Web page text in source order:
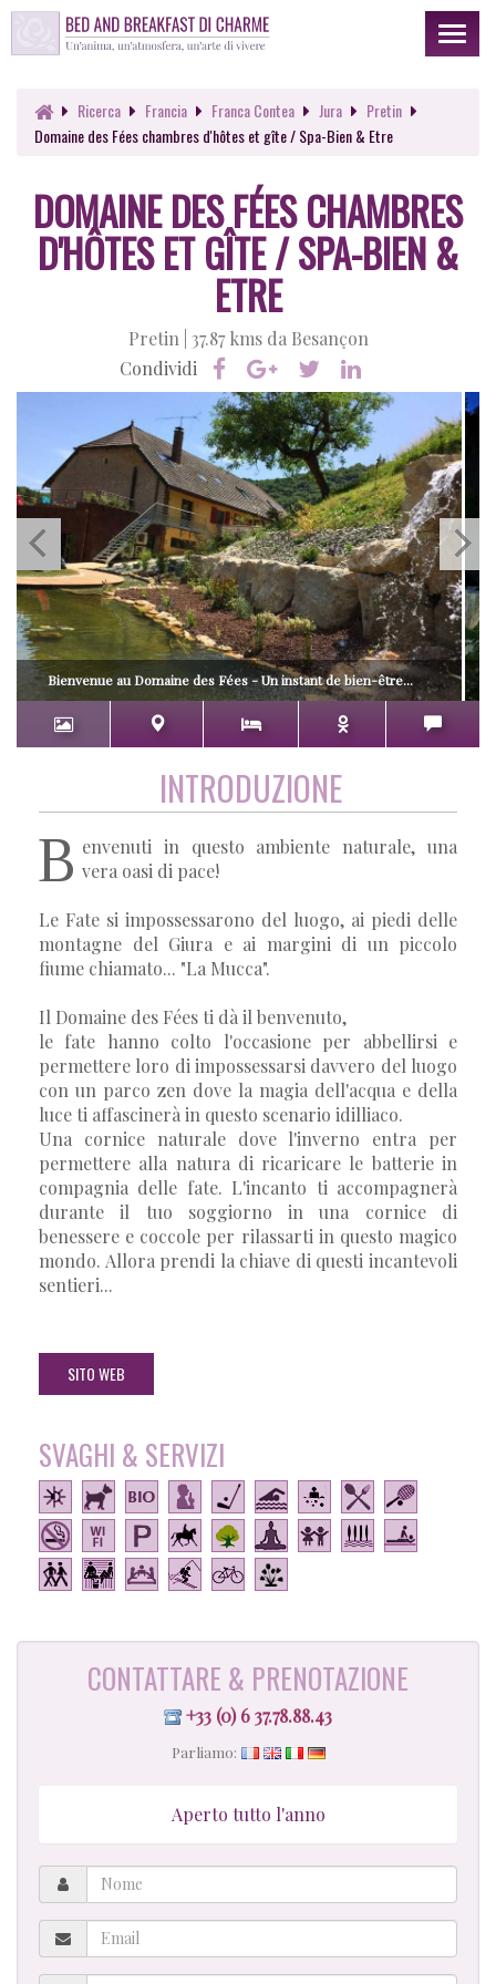
Toggle
Ricerca Francia Franca Contea Jura
Pretin
Domaine des Fées chambres d'hôtes et gîte / Spa-Bien & Etre
DOMAINE DES FÉES CHAMBRES
D'HÔTES ET GÎTE / SPA-BIEN &
ETRE
Pretin | 37.87 kms da Besançon
Condividi
Bienvenue au Domaine des Fées - Un instant de bien-être...
INTRODUZIONE
B envenuti in questo ambiente naturale, una
vera oasi di pace!
Le Fate si impossessarono del luogo, ai piedi delle
montagne del Giura e ai margini di un piccolo
fiume chiamato... "La Mucca".
Il Domaine des Fées ti dà il benvenuto,
le fate hanno colto l'occasione per abbellirsi e
permettere loro di impossessarsi davvero del luogo
con un parco zen dove la magia dell'acqua e della
luce ti affascinerà in questo scenario idilliaco.
Una cornice naturale dove l'inverno entra per
permettere alla natura di ricaricare le batterie in
compagnia delle fate. L'incanto ti accompagnerà
durante il tuo soggiorno in una cornice di
benessere e coccole per rilassarti in questo magico
mondo. Allora prendi la chiave di questi incantevoli
sentieri...
SITO WEB
SVAGHI & SERVIZI
CONTATTARE & PRENOTAZIONE
+33 (0) 6 37.78.88.43
Parliamo:
Aperto tutto l'anno
Nome
Email